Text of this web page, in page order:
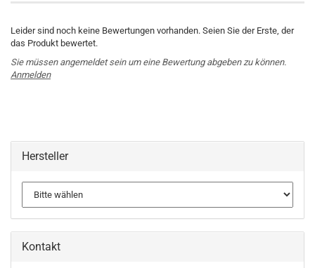
Leider sind noch keine Bewertungen vorhanden. Seien Sie der Erste, der
das Produkt bewertet.
Sie müssen angemeldet sein um eine Bewertung abgeben zu können.
Anmelden
Hersteller
Kontakt